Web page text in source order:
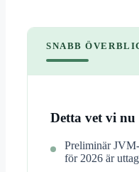
SNABB
Detta vet vi nu
Preliminär
för 2026 är